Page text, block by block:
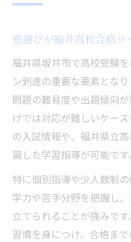
塾選びが福井高校合格ラ
福井県坂井市で高校受験
ン到達の重要な要素とな
問題の難易度や出題傾向
けでは対応が難しいケー
の入試情報や、福井県立
識した学習指導が可能です。
特に個別指導や少人数制
学力や苦手分野を把握し
立てられることが強みで
習慣を身につけ、合格ま